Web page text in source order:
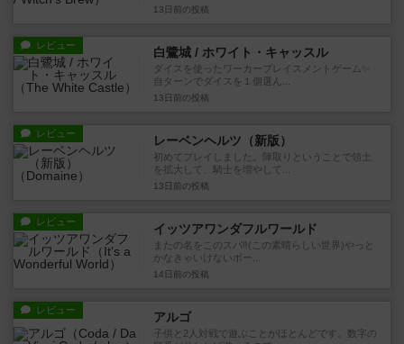
13日前 の投稿
レビュー 白鷺城 / ホワイト・キャッスル
ダイスを使ったワーカープレイスメントゲーム✨
自ターンでダイスを１個選ん...
13日前 の投稿
レビュー レーベンヘルツ（新版）
初めてプレイしました。陣取りということで領土
を拡大して、騎士を増やして...
13日前 の投稿
レビュー イッツアワンダフルワールド
またの名をこのスバ‼️(この素晴らしい世界)やっと
かなきゃいけないボー...
14日前 の投稿
レビュー アルゴ
子供と2人対戦で遊ぶことがほとんどです。数字の